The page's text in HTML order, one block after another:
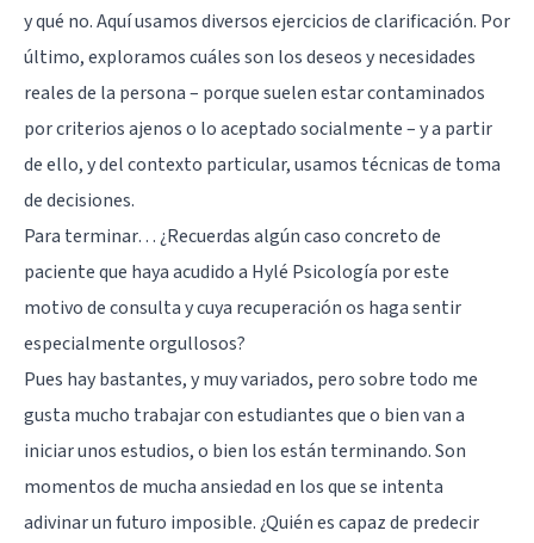
y qué no. Aquí usamos diversos ejercicios de clarificación. Por
último, exploramos cuáles son los deseos y necesidades
reales de la persona – porque suelen estar contaminados
por criterios ajenos o lo aceptado socialmente – y a partir
de ello, y del contexto particular, usamos técnicas de toma
de decisiones.
Para terminar… ¿Recuerdas algún caso concreto de
paciente que haya acudido a Hylé Psicología por este
motivo de consulta y cuya recuperación os haga sentir
especialmente orgullosos?
Pues hay bastantes, y muy variados, pero sobre todo me
gusta mucho trabajar con estudiantes que o bien van a
iniciar unos estudios, o bien los están terminando. Son
momentos de mucha ansiedad en los que se intenta
adivinar un futuro imposible. ¿Quién es capaz de predecir